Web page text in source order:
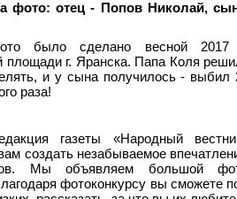
фото: отец - Попов Николай,
было сделано весной 2017
площади г. Яранска. Папа Коля
и у сына получилось - выбил
раза!
газеты «Народный
создать незабываемое
Мы объявляем большой
фотоконкурсу вы сможете